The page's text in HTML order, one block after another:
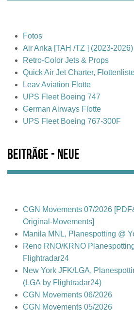
Fotos
Air Anka [TAH /TZ ] (2023-2026)
Retro-Color Jets & Props
Quick Air Jet Charter,
Leav Aviation Flotte
UPS Fleet Boeing 747
German Airways Flotte
UPS Fleet Boeing 767-300F
Beiträge - Neue
CGN Movements 07/2026
Original-Movements]
Manila MNL, Planespotting @
Reno RNO/KRNO
Flightradar24
New York JFK/LGA,
(LGA by Flightradar24)
CGN Movements 06/2026
CGN Movements 05/2026